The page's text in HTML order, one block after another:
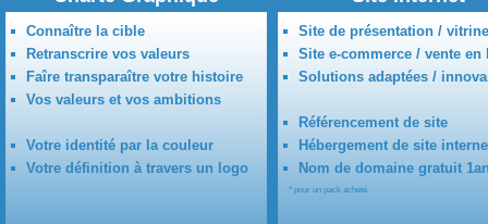
Connaître la cible
Retranscrire vos valeurs
Faîre transparaître votre histoire
Vos valeurs et vos ambitions
Votre identité par la couleur
Votre définition à travers un logo
Site de présentation /
Site e-commerce / vente en
Solutions adaptées /
Référencement de site
Hébergement de site
Nom de domaine gratuit
* pour un pack acheté